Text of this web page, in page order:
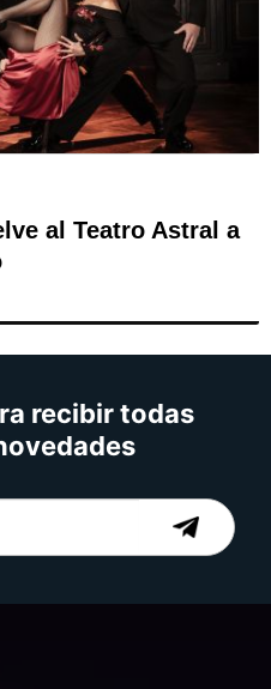
al Teatro Astral a
recibir todas